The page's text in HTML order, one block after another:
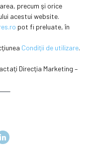
precum şi orice
acestui website.
pot fi preluate, în
Condiţii de utilizare.
Direcţia Marketing –